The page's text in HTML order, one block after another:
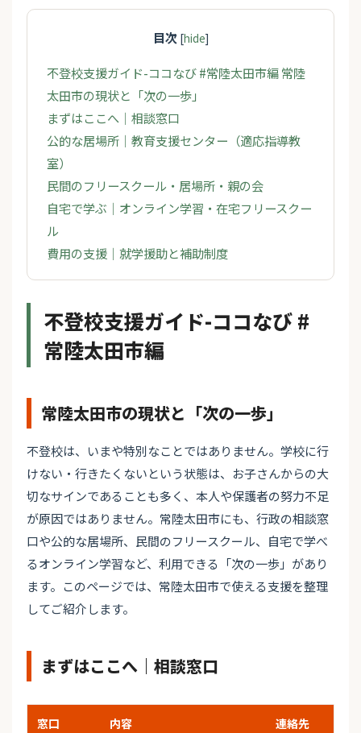
目次 [hide]
不登校支援ガイド-ココなび #常陸太田市編 常陸
太田市の現状と「次の一歩」
まずはここへ｜相談窓口
公的な居場所｜教育支援センター（適応指導教
室）
民間のフリースクール・居場所・親の会
自宅で学ぶ｜オンライン学習・在宅フリースクー
ル
費用の支援｜就学援助と補助制度
不登校支援ガイド-ココなび #
常陸太田市編
常陸太田市の現状と「次の一歩」
不登校は、いまや特別なことではありません。学校に行
けない・行きたくないという状態は、お子さんからの大
切なサインであることも多く、本人や保護者の努力不足
が原因ではありません。常陸太田市にも、行政の相談窓
口や公的な居場所、民間のフリースクール、自宅で学べ
るオンライン学習など、利用できる「次の一歩」があり
ます。このページでは、常陸太田市で使える支援を整理
してご紹介します。
まずはここへ｜相談窓口
窓口 内容 連絡先